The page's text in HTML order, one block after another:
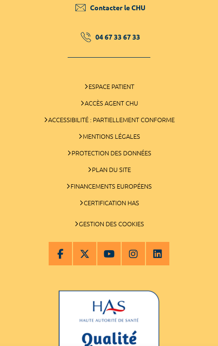
Contacter le CHU
04 67 33 67 33
ESPACE PATIENT
ACCÈS AGENT CHU
ACCESSIBILITÉ : PARTIELLEMENT CONFORME
MENTIONS LÉGALES
PROTECTION DES DONNÉES
PLAN DU SITE
FINANCEMENTS EUROPÉENS
CERTIFICATION HAS
GESTION DES COOKIES